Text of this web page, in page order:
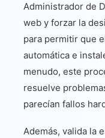
Administrador de
web y forzar la
para permitir que
automática e
menudo, este
resuelve
parecían fallos
Además, valida la